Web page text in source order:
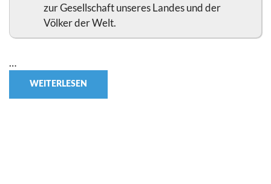
zur Gesellschaft unseres Landes und der
Völker der Welt.
…
WEITERLESEN